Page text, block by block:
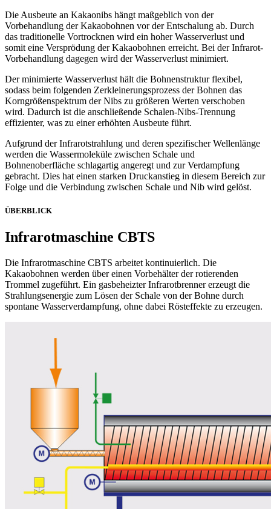
Die Ausbeute an Kakaonibs hängt maßgeblich von der
Vorbehandlung der Kakaobohnen vor der Entschalung ab. Durch
das traditionelle Vortrocknen wird ein hoher Wasserverlust und
somit eine Versprödung der Kakaobohnen erreicht. Bei der Infrarot-
Vorbehandlung dagegen wird der Wasserverlust minimiert.
Der minimierte Wasserverlust hält die Bohnenstruktur flexibel,
sodass beim folgenden Zerkleinerungsprozess der Bohnen das
Korngrößenspektrum der Nibs zu größeren Werten verschoben
wird. Dadurch ist die anschließende Schalen-Nibs-Trennung
effizienter, was zu einer erhöhten Ausbeute führt.
Aufgrund der Infrarotstrahlung und deren spezifischer Wellenlänge
werden die Wassermoleküle zwischen Schale und
Bohnenoberfläche schlagartig angeregt und zur Verdampfung
gebracht. Dies hat einen starken Druckanstieg in diesem Bereich zur
Folge und die Verbindung zwischen Schale und Nib wird gelöst.
ÜBERBLICK
Infrarotmaschine CBTS
Die Infrarotmaschine CBTS arbeitet kontinuierlich. Die
Kakaobohnen werden über einen Vorbehälter der rotierenden
Trommel zugeführt. Ein gasbeheizter Infrarotbrenner erzeugt die
Strahlungsenergie zum Lösen der Schale von der Bohne durch
spontane Wasserverdampfung, ohne dabei Rösteffekte zu erzeugen.